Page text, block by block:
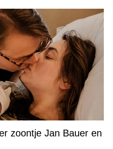
zoontje Jan Bauer en